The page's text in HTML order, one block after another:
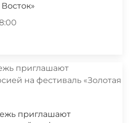
приглашают